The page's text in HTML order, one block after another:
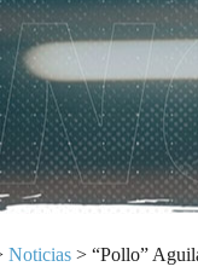
Noticias > “Pollo”